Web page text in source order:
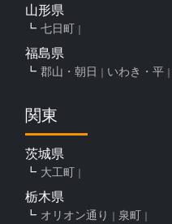
山形県
七日町
福島県
郡山・朝日 いわき・平
関東
茨城県
大工町
栃木県
オリオン通り 泉町